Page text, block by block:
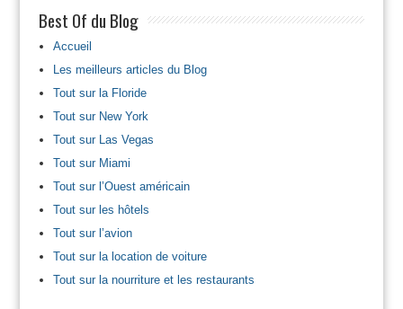
Best Of du Blog
Accueil
Les meilleurs articles du Blog
Tout sur la Floride
Tout sur New York
Tout sur Las Vegas
Tout sur Miami
Tout sur l’Ouest américain
Tout sur les hôtels
Tout sur l’avion
Tout sur la location de voiture
Tout sur la nourriture et les restaurants